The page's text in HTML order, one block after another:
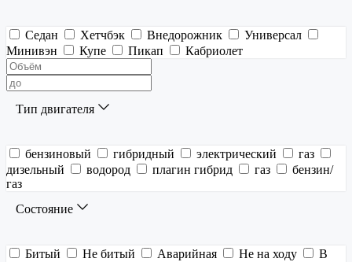
Седан Хетчбэк Внедорожник
Универсал
Минивэн
Купе Пикап Кабриолет
Тип двигателя
бензиновый гибридный электрический
газ
дизельный
водород плагин гибрид газ
бензин/
газ
Состояние
Битый Не битый Аварийная Не на ходу
В